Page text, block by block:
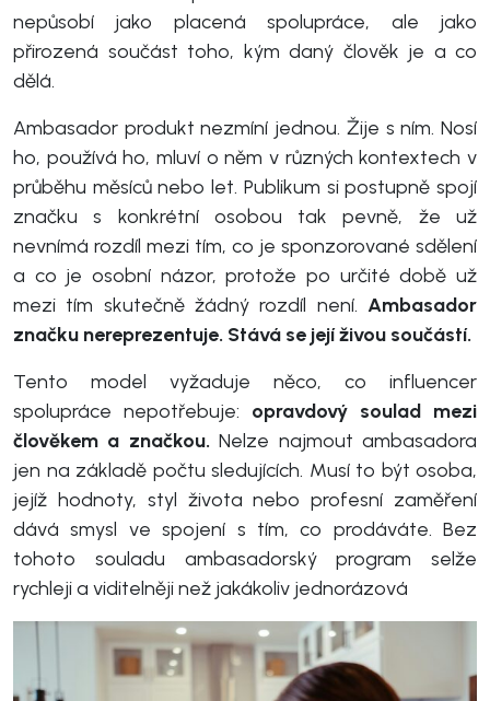
nepůsobí jako placená spolupráce, ale jako
přirozená součást toho, kým daný člověk je a co
dělá.
Ambasador produkt nezmíní jednou. Žije s ním. Nosí
ho, používá ho, mluví o něm v různých kontextech v
průběhu měsíců nebo let. Publikum si postupně spojí
značku s konkrétní osobou tak pevně, že už
nevnímá rozdíl mezi tím, co je sponzorované sdělení
a co je osobní názor, protože po určité době už
mezi tím skutečně žádný rozdíl není. Ambasador
značku nereprezentuje. Stává se její živou součástí.
Tento model vyžaduje něco, co influencer
spolupráce nepotřebuje: opravdový soulad mezi
člověkem a značkou. Nelze najmout ambasadora
jen na základě počtu sledujících. Musí to být osoba,
jejíž hodnoty, styl života nebo profesní zaměření
dává smysl ve spojení s tím, co prodáváte. Bez
tohoto souladu ambasadorský program selže
rychleji a viditelněji než jakákoliv jednorázová